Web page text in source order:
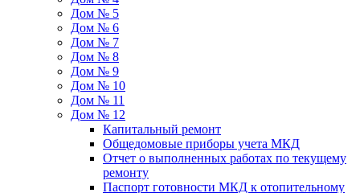
Дом № 5
Дом № 6
Дом № 7
Дом № 8
Дом № 9
Дом № 10
Дом № 11
Дом № 12
Капитальный ремонт
Общедомовые приборы учета МКД
Отчет о выполненных работах по текущему
ремонту
Паспорт готовности МКД к отопительному